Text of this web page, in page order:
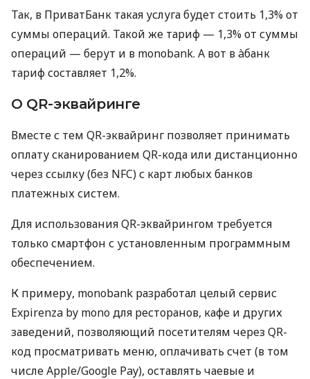
Так, в ПриватБанк такая услуга будет стоить 1,3% от
суммы операций. Такой же тариф — 1,3% от суммы
операций — берут и в monobank. А вот в àбанк
тариф составляет 1,2%.
О QR-эквайринге
Вместе с тем QR-эквайринг позволяет принимать
оплату сканированием QR-кода или дистанционно
через ссылку (без NFC) с карт любых банков
платежных систем.
Для использования QR-эквайрингом требуется
только смартфон с установленным программным
обеспечением.
К примеру, monobank разработал целый сервис
Expirenza by mono для ресторанов, кафе и других
заведений, позволяющий посетителям через QR-
код просматривать меню, оплачивать счет (в том
числе Apple/Google Pay), оставлять чаевые и